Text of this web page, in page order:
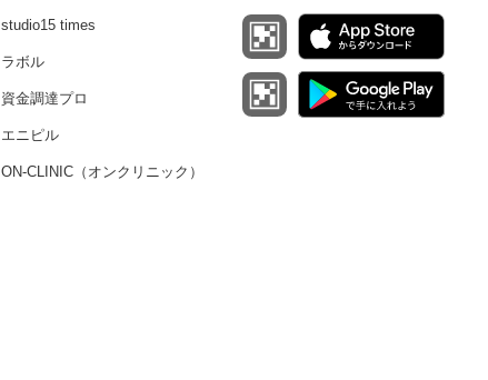
studio15 times
ラボル
資金調達プロ
エニピル
ON-CLINIC（オンクリニック）